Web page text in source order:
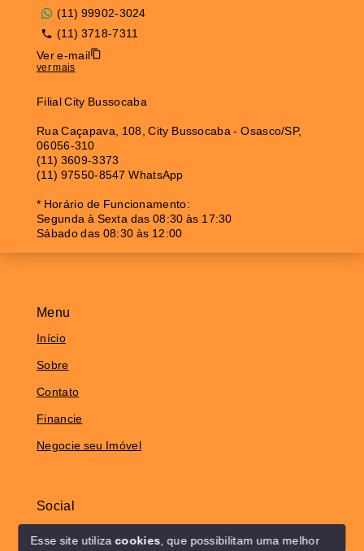
Menu
Início
Sobre
Contato
Financie
Negocie seu Imóvel
Social
(11) 99902-3024
(11) 3718-7311
Ver e-mail
ver mais
Filial City Bussocaba
Rua Caçapava, 108, City Bussocaba - Osasco/SP,
06056-310
(11) 3609-3373
(11) 97550-8547 WhatsApp
* Horário de Funcionamento:
Segunda à Sexta das 08:30 às 17:30
Sábado das 08:30 às 12:00
Esse site utilizacookies , que possibilitam uma melhor